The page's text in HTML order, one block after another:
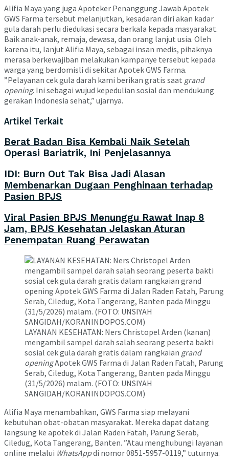
Alifia Maya yang juga Apoteker Penanggung Jawab Apotek
GWS Farma tersebut melanjutkan, kesadaran diri akan kadar
gula darah perlu diedukasi secara berkala kepada masyarakat.
Baik anak-anak, remaja, dewasa, dan orang lanjut usia. Oleh
karena itu, lanjut Alifia Maya, sebagai insan medis, pihaknya
merasa berkewajiban melakukan kampanye tersebut kepada
warga yang berdomisli di sekitar Apotek GWS Farma.
”Pelayanan cek gula darah kami berikan gratis saat grand
opening. Ini sebagai wujud kepedulian sosial dan mendukung
gerakan Indonesia sehat,” ujarnya.
Artikel Terkait
Berat Badan Bisa Kembali Naik Setelah
Operasi Bariatrik, Ini Penjelasannya
IDI: Burn Out Tak Bisa Jadi Alasan
Membenarkan Dugaan Penghinaan terhadap
Pasien BPJS
Viral Pasien BPJS Menunggu Rawat Inap 8
Jam, BPJS Kesehatan Jelaskan Aturan
Penempatan Ruang Perawatan
LAYANAN KESEHATAN: Ners Christopel Arden (kanan)
mengambil sampel darah salah seorang peserta bakti
sosial cek gula darah gratis dalam rangkaian grand
openingApotek GWS Farma di Jalan Raden Fatah, Parung
Serab, Ciledug, Kota Tangerang, Banten pada Minggu
(31/5/2026) malam. (FOTO: UNSIYAH
SANGIDAH/KORANINDOPOS.COM)
Alifia Maya menambahkan, GWS Farma siap melayani
kebutuhan obat-obatan masyarakat. Mereka dapat datang
langsung ke apotek di Jalan Raden Fatah, Parung Serab,
Ciledug, Kota Tangerang, Banten. ”Atau menghubungi layanan
online melalui WhatsAppdi nomor 0851-5957-0119,” tuturnya.